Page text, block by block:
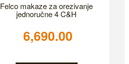
Felco makaze za orezivanje
jednoručne 4 C&H
6,690.00